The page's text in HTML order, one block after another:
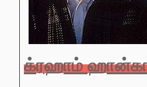
க்ரஹாம்